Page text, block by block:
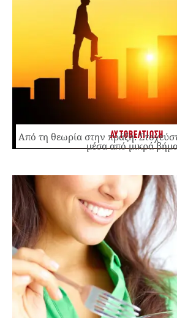
ΑΥΤΟΒΕΛΤΙΩΣΗ
Από τη θεωρία στην πράξη:
μέσα από μικρά